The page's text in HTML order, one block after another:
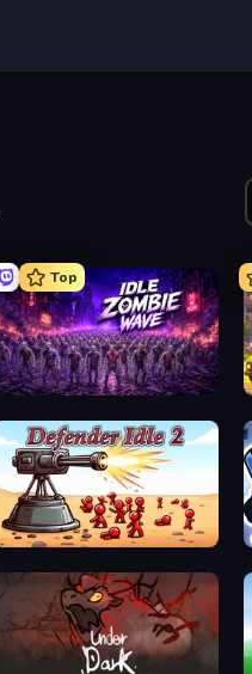
Top
Idle Zombie Wave: Survivors
Defender Idle 2